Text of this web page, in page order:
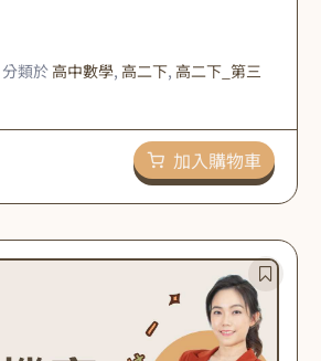
分類於 高中數學, 高二下, 高二下_第三
加入購物車